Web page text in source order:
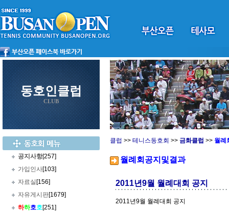
동호인클럽
CLUB
공지사항[257]
가입인사[103]
자료실 [156]
자유게시판[1679]
하하호호[251]
클럽 >> 테니스동호회 >> 금화클럽 >> 월례
월례회공지및결과
2011년9월 월례대회 공지
2011년9월 월례대회 공지